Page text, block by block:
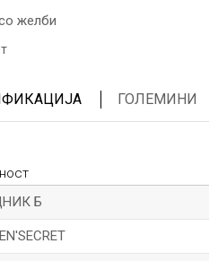
желби
ГОЛЕМИНИ
Б